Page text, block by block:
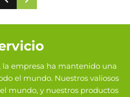
la empresa ha mantenido una
el mundo. Nuestros valiosos
mundo, y nuestros productos